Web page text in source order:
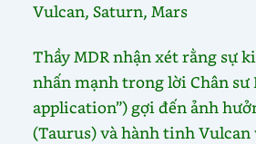
Vulcan, Saturn, Mars
Thầy MDR nhận xét rằng sự
nhấn mạnh trong lời Chân sư
application”) gợi đến ảnh
(Taurus) và hành tinh